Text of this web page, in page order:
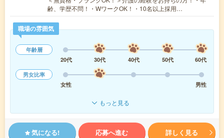
齢、学歴不問！・WワークOK！・10名以上採用…
職場の雰囲気
年齢層
20代
30代 40代 50代
60代
男女比率
女性
男性
もっと見る
気になる! 応募へ進む 詳しく見る